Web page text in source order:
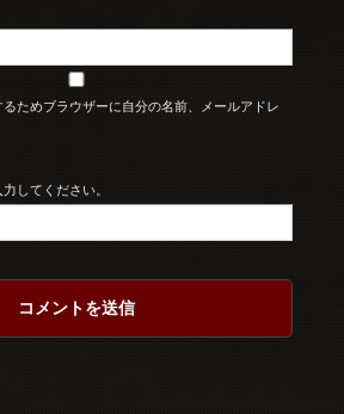
ためブラウザーに自分の名前、メールアドレ
してください。